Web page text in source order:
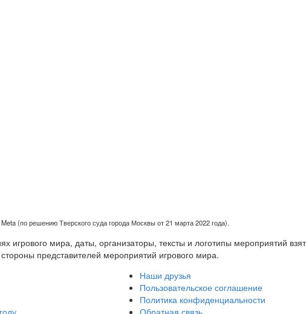
(по решению Тверского суда города Москвы от 21 марта 2022 года).
игрового мира, даты, организаторы, тексты и логотипы мероприятий
представителей мероприятий игрового мира.
Наши друзья
Пользовательское соглашение
Политика конфиденциальности
Обратная связь